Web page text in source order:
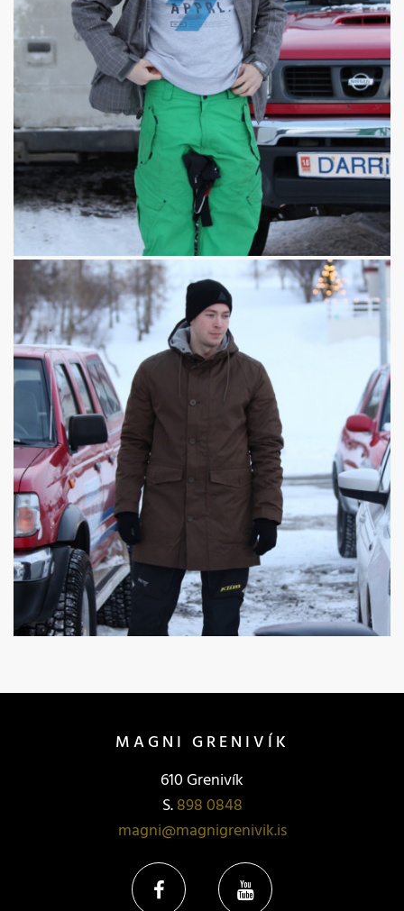
MAGNI GRENIVÍK
610 Grenivík
S.898 0848
magni@magnigrenivik.is